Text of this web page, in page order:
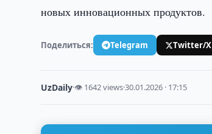
новых инновационных продуктов.
Поделиться: Telegram Twitter/X
UzDaily·👁 1642 views·30.01.2026 · 17:15